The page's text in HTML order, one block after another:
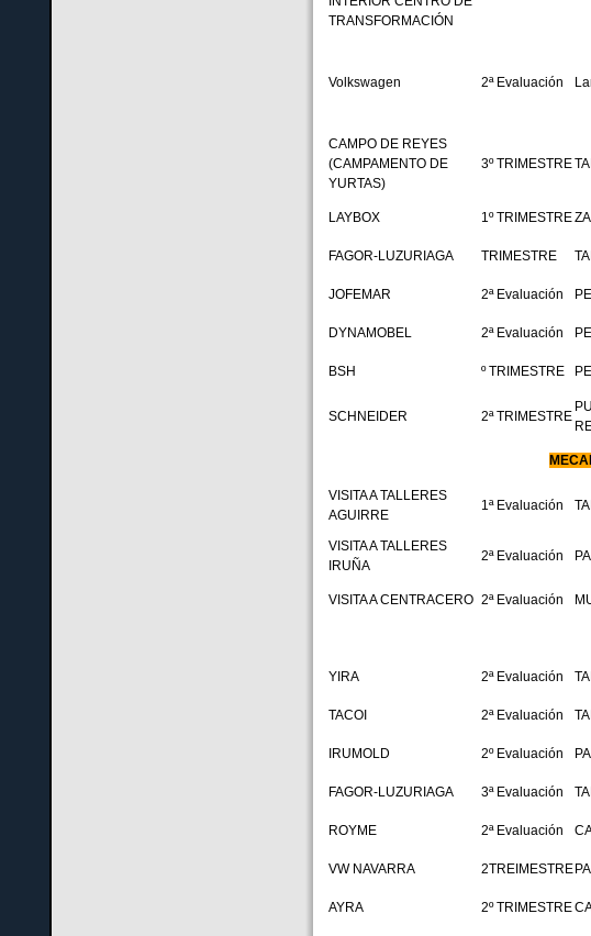
TRANSFORMACIÓN
Volkswagen 2ª Evaluación
CAMPO DE REYES
(CAMPAMENTO DE
YURTAS)
3º TRIMESTRE
LAYBOX 1º TRIMESTRE
FAGOR-LUZURIAGA TRIMESTRE
JOFEMAR 2ª Evaluación
DYNAMOBEL 2ª Evaluación
BSH º TRIMESTRE
SCHNEIDER 2ª TRIMESTRE
VISITA A TALLERES
AGUIRRE
1ª Evaluación
VISITA A TALLERES
IRUÑA
2ª Evaluación
VISITA A CENTRACERO 2ª Evaluación
YIRA 2ª Evaluación
TACOI 2ª Evaluación
IRUMOLD 2º Evaluación
FAGOR-LUZURIAGA 3ª Evaluación
ROYME 2ª Evaluación
VW NAVARRA 2TREIMESTRE
AYRA 2º TRIMESTRE